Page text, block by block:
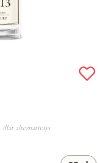
illat alternatívája